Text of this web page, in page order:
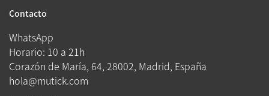
Contacto
WhatsApp
Horario: 10 a 21h
Corazón de María, 64, 28002, Madrid, España
hola@mutick.com